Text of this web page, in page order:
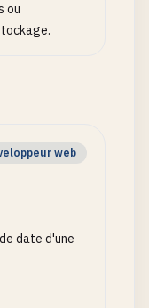
ou
web
date d'une